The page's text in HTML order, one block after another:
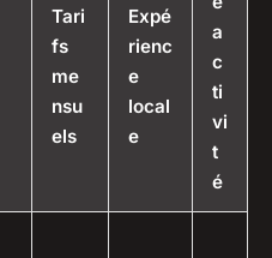
Tari
fs
me
nsu
els
Expé
rienc
e
local
e
a
c
ti
vi
t
é